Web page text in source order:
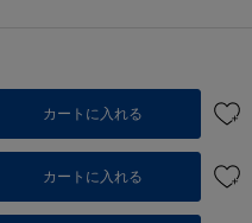
カートに入れる
カートに入れる